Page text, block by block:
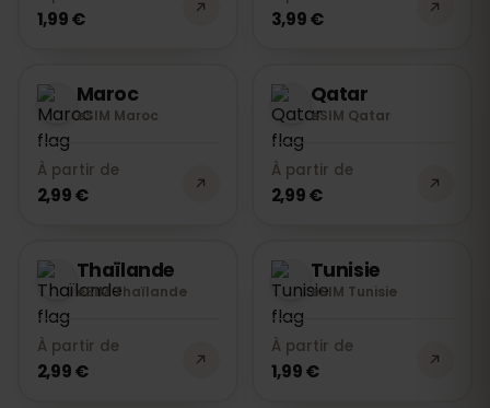
1,99 € 3,99 €
Maroc
eSIM Maroc
À partir de
2,99 €
Qatar
eSIM Qatar
À partir de
2,99 €
Thaïlande
eSIM Thaïlande
À partir de
2,99 €
Tunisie
eSIM Tunisie
À partir de
1,99 €